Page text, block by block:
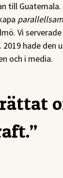
till
Vi
hade den
och i media.